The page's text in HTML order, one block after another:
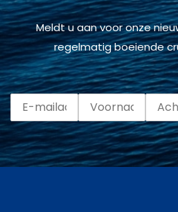
Meldt u aan voor onze
regelmatig boeiende